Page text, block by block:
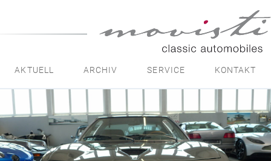
automobiles
AKTUELL ARCHIV SERVICE KONTAKT